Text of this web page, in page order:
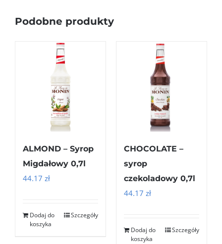
Podobne produkty
ALMOND – Syrop
Migdałowy 0,7l
44.17 zł
Dodaj do
koszyka
Szczegóły
CHOCOLATE –
syrop
czekoladowy 0,7l
44.17 zł
Dodaj do
koszyka
Szczegóły